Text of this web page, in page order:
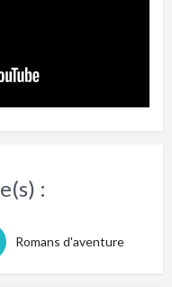
:
Romans d'aventure